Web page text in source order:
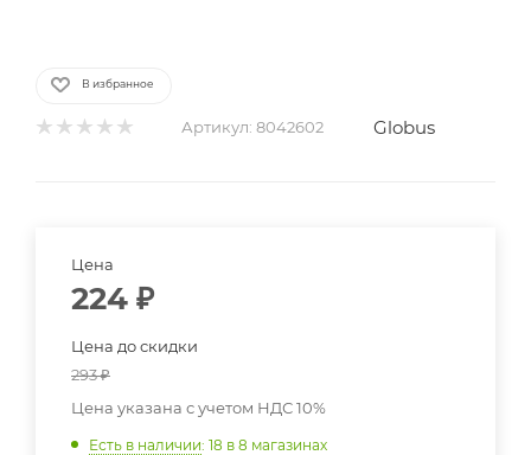
В избранное
Артикул: 8042602 Globus
Цена
224 ₽
Цена до скидки
293₽
Цена указана с учетом НДС 10%
Есть в наличии: 18 в 8 магазинах